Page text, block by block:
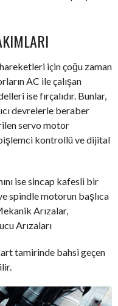
için çoğu zaman
AC ile çalışan
ise fırçalıdır. Bunlar,
devrelerle beraber
servo motor
kontrollü ve dijital
ise sincap kafesli bir
spindle motorun başlıca
Arızalar,
Arızaları
tamirinde bahsi geçen